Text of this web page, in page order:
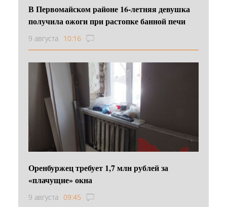
В Первомайском районе 16‑летняя девушка
получила ожоги при растопке банной печи
9 августа 10:16
Оренбуржец требует 1,7 млн рублей за
«плачущие» окна
9 августа 09:45